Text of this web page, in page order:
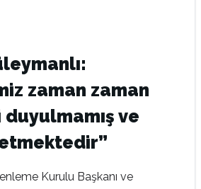
zaman zaman
ve
Kurulu Başkanı ve